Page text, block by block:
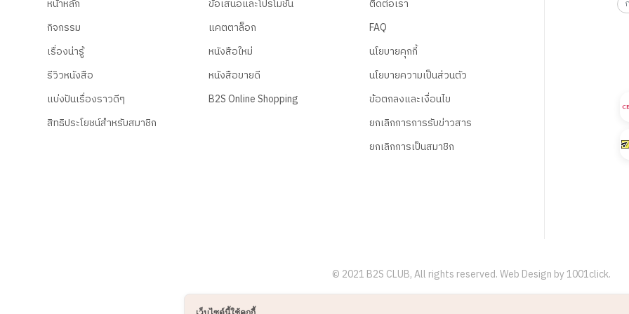
หน้าหลัก
กิจกรรม
เรื่องน่ารู้
รีวิวหนังสือ
แบ่งปันเรื่องราวดีๆ
สิทธิประโยชน์สำหรับสมาชิก
ข้อเสนอและโปรโมชั่น
แคตตาล็อก
หนังสือใหม่
หนังสือขายดี
B2S Online Shopping
ติดต่อเรา
FAQ
นโยบายคุกกี้
นโยบายความเป็นส่วนตัว
ข้อตกลงและเงื่อนไข
ยกเลิกการการรับข่าวสาร
ยกเลิกการเป็นสมาชิก